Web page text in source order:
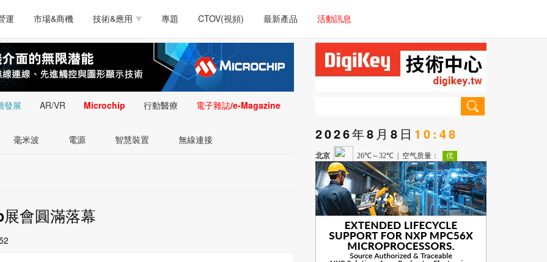
測試量測
軟體/工具 醫療電子
人工智慧 安防監控
運 市場&商機 技術&應用
電源技術
醫療電子 通訊&網路
類比技術 LED/照明技術 微處理器/微控制器
嵌入技術 感測技術
專題 CTOV(視頻) 最新產品 活動訊息
軟體/工具 醫療電子
人工智慧 安防監控
醫療電子 通訊&網路 介面技術
類比技術 LED/照明技術 微處理器/微控制器
嵌入技術 感測技術 量測儀器
智慧型視覺影像/監
控技術
發展 AR/VR Microchip 行動醫療 電子雜誌/e-Magazine
毫米波 電源 智慧裝置 無線連接
會圓滿落幕
2026年8月8日 10:48